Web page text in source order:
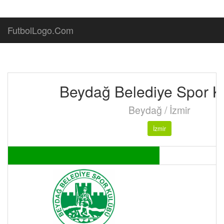
FutbolLogo.Com
Beydağ Belediye Spor
Beydağ / İzmir
İzmir